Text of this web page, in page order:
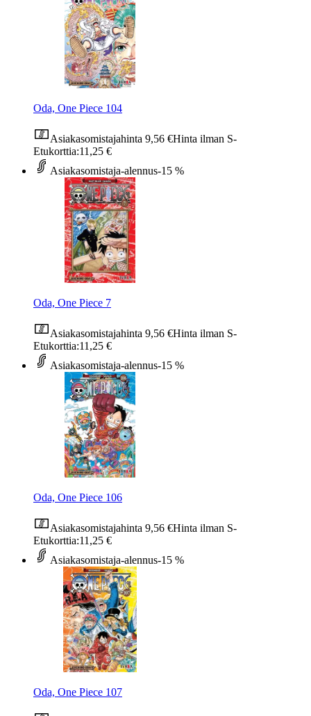
Oda, One Piece 104
Asiakasomistajahinta 9,56 €Hinta ilman S-
Etukorttia:11,25 €
Asiakasomistaja-alennus-15 %
Oda, One Piece 7
Asiakasomistajahinta 9,56 €Hinta ilman S-
Etukorttia:11,25 €
Asiakasomistaja-alennus-15 %
Oda, One Piece 106
Asiakasomistajahinta 9,56 €Hinta ilman S-
Etukorttia:11,25 €
Asiakasomistaja-alennus-15 %
Oda, One Piece 107